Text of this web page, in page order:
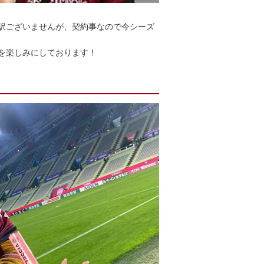
ございませんが、契約事なので今シーズ
しみにしております！